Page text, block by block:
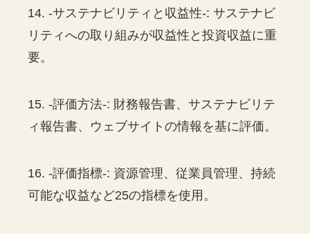
14. -サステナビリティと収益性-: サステナビ
リティへの取り組みが収益性と投資収益に重
要。
15. -評価方法-: 財務報告書、サステナビリテ
ィ報告書、ウェブサイトの情報を基に評価。
16. -評価指標-: 資源管理、従業員管理、持続
可能な収益など25の指標を使用。